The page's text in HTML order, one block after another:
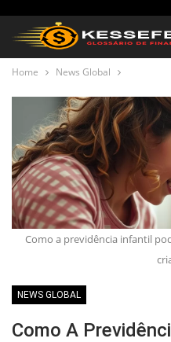
Home News Global
Como a previdência infantil
NEWS GLOBAL
Como A